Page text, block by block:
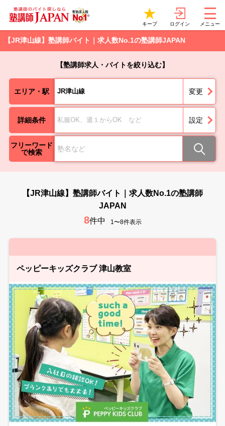
キープ ログイン メニュー
【JR津山線】塾講師バイト｜求人数No.1の塾講師JAPAN
【塾講師求人・バイトを絞り込む】
エリア・駅 JR津山線 変更
詳細条件 私服OK、週１からOK など 設定
フリーワード
で検索
【JR津山線】塾講師バイト｜求人数No.1の塾講師
JAPAN
8件中 1〜8件表示
ペッピーキッズクラブ 津山教室